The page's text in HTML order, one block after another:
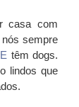
casa com
sempre
têm dogs.
lindos que